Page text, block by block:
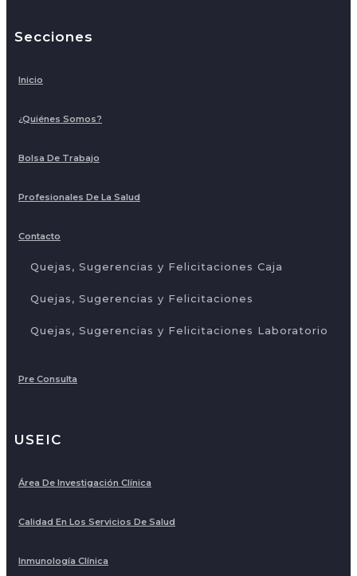
Secciones
Inicio
¿Quiénes Somos?
Bolsa De Trabajo
Profesionales De La Salud
Contacto
Quejas, Sugerencias y Felicitaciones Caja
Quejas, Sugerencias y Felicitaciones
Quejas, Sugerencias y Felicitaciones Laboratorio
Pre Consulta
USEIC
Área De Investigación Clínica
Calidad En Los Servicios De Salud
Inmunología Clínica